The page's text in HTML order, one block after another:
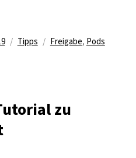
Categories
Tipps Tags
Freigabe, Pods
zu